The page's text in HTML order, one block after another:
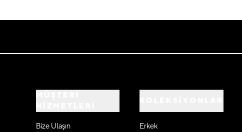
Bize Ulaşın
Erkek